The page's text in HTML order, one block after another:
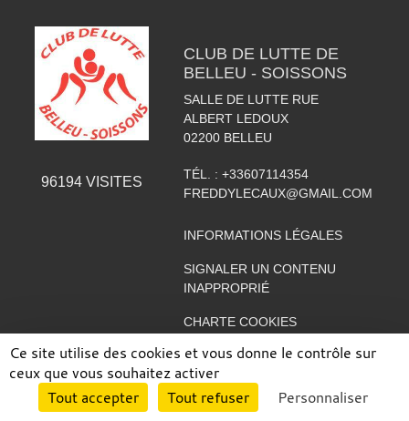
96194VISITES
CLUB DE LUTTE DE
BELLEU - SOISSONS
SALLE DE LUTTE RUE
ALBERT LEDOUX
02200 BELLEU
TÉL. : +33607114354
FREDDYLECAUX@GMAIL.COM
INFORMATIONS LÉGALES
SIGNALER UN CONTENU
INAPPROPRIÉ
CHARTE COOKIES
GESTION DES COOKIES
Envie de participer ? CONNEXION
Ce site utilise des cookies et vous donne le contrôle sur
ceux que vous souhaitez activer
Tout accepter
Tout refuser Personnaliser